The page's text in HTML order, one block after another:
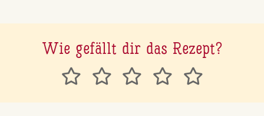
Wie gefällt dir das Rezept?